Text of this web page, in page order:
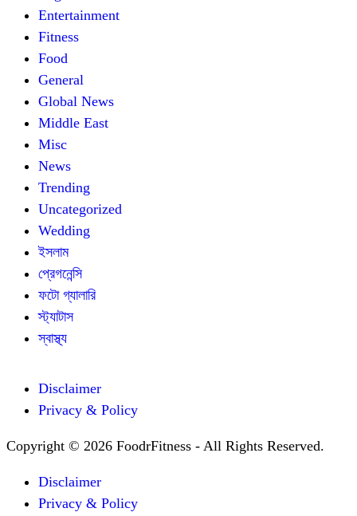
Entertainment
Fitness
Food
General
Global News
Middle East
Misc
News
Trending
Uncategorized
Wedding
ইসলাম
প্রেগনেন্সি
ফটো গ্যালারি
স্ট্যাটাস
স্বাস্থ্য
Disclaimer
Privacy & Policy
Copyright © 2026 FoodrFitness - All Rights Reserved.
Disclaimer
Privacy & Policy